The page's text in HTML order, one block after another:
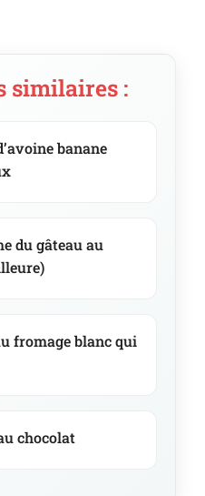
similaires :
banane
du gâteau au
fromage blanc qui
chocolat